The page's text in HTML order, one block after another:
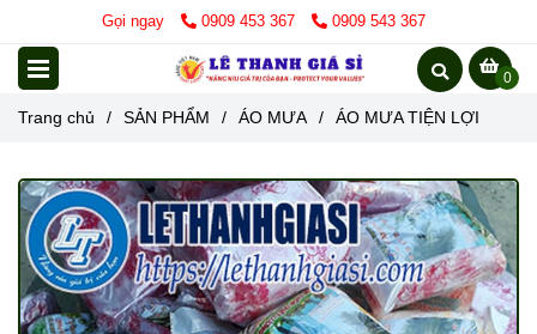
Gọi ngay 0909 453 367 0909 543 367
0
Trang chủ / SẢN PHẨM / ÁO MƯA / ÁO MƯA TIỆN LỢI